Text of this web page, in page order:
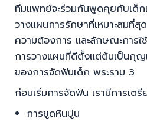
ทีมแพทย์จะร่วมกันพูดคุยกับเด็
วางแผนการรักษาที่เหมาะสมที่
ความต้องการ และลักษณะการใ
การวางแผนที่ดีตั้งแต่ต้นเป็นกุ
ของการจัดฟันเด็ก พระราม 3
ก่อนเริ่มการจัดฟัน เรามีการเต
การขูดหินปูน